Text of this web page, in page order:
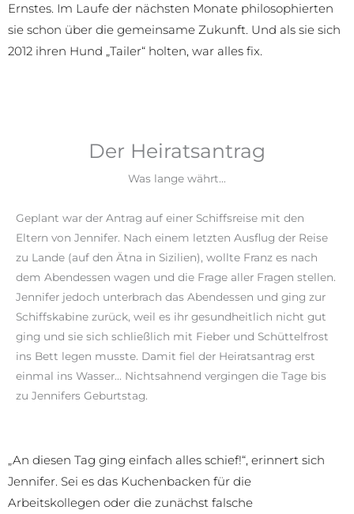
Ernstes. Im Laufe der nächsten Monate philosophierten
sie schon über die gemeinsame Zukunft. Und als sie sich
2012 ihren Hund „Tailer“ holten, war alles fix.
Der Heiratsantrag
Was lange währt…
Geplant war der Antrag auf einer Schiffsreise mit den
Eltern von Jennifer. Nach einem letzten Ausflug der Reise
zu Lande (auf den Ätna in Sizilien), wollte Franz es nach
dem Abendessen wagen und die Frage aller Fragen stellen.
Jennifer jedoch unterbrach das Abendessen und ging zur
Schiffskabine zurück, weil es ihr gesundheitlich nicht gut
ging und sie sich schließlich mit Fieber und Schüttelfrost
ins Bett legen musste. Damit fiel der Heiratsantrag erst
einmal ins Wasser… Nichtsahnend vergingen die Tage bis
zu Jennifers Geburtstag.
„An diesen Tag ging einfach alles schief!“, erinnert sich
Jennifer. Sei es das Kuchenbacken für die
Arbeitskollegen oder die zunächst falsche